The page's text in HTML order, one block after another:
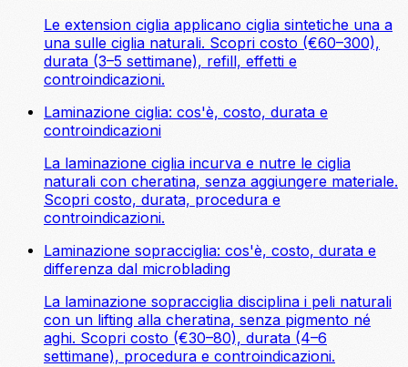
Le extension ciglia applicano ciglia sintetiche una a
una sulle ciglia naturali. Scopri costo (€60–300),
durata (3–5 settimane), refill, effetti e
controindicazioni.
Laminazione ciglia: cos'è, costo, durata e
controindicazioni
La laminazione ciglia incurva e nutre le ciglia
naturali con cheratina, senza aggiungere materiale.
Scopri costo, durata, procedura e
controindicazioni.
Laminazione sopracciglia: cos'è, costo, durata e
differenza dal microblading
La laminazione sopracciglia disciplina i peli naturali
con un lifting alla cheratina, senza pigmento né
aghi. Scopri costo (€30–80), durata (4–6
settimane), procedura e controindicazioni.